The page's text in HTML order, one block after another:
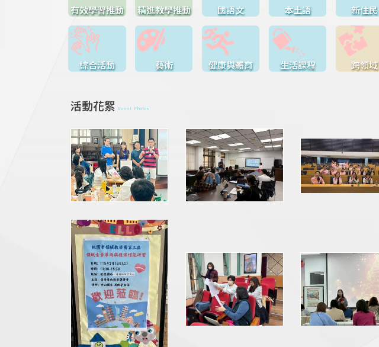
有效學習推動 精進教學推動 國語文 本土語 新住民
綜合活動 藝術 健康與體育 生活課程 跨領域
活動花絮 Event Photos